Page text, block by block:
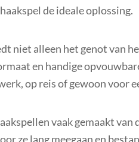
de ideale oplossing.
niet alleen het genot van
en handige
op reis of gewoon voor
vaak gemaakt
ze lang meegaan en